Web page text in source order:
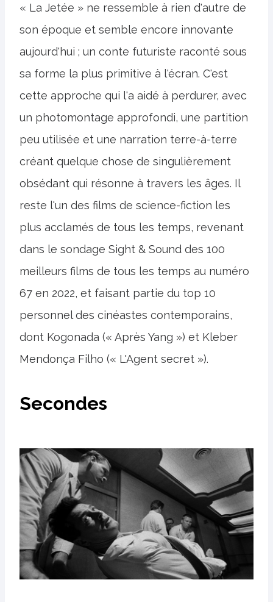
« La Jetée » ne ressemble à rien d'autre de
son époque et semble encore innovante
aujourd'hui ; un conte futuriste raconté sous
sa forme la plus primitive à l'écran. C'est
cette approche qui l'a aidé à perdurer, avec
un photomontage approfondi, une partition
peu utilisée et une narration terre-à-terre
créant quelque chose de singulièrement
obsédant qui résonne à travers les âges. Il
reste l'un des films de science-fiction les
plus acclamés de tous les temps, revenant
dans le sondage Sight & Sound des 100
meilleurs films de tous les temps au numéro
67 en 2022, et faisant partie du top 10
personnel des cinéastes contemporains,
dont Kogonada (« Après Yang ») et Kleber
Mendonça Filho (« L'Agent secret »).
Secondes